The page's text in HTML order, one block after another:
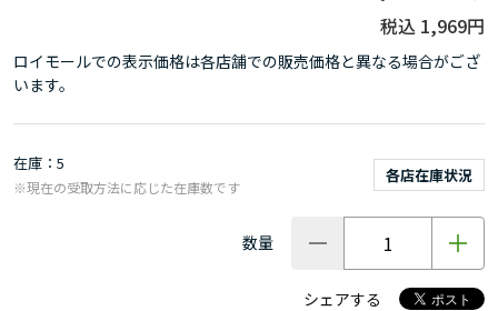
1,969円
ロイモールでの表示価格は各店舗での販売価格と異なる場合がござ
います。
在庫 5
各店在庫状況
※現在の受取方法に応じた在庫数です
数量
シェアする